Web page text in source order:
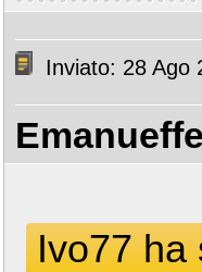
Inviato: 28 Ago
Ivo77 ha